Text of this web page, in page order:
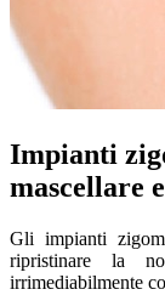
Impianti
mascellare
Gli impianti
ripristinare la
irrimediabilmente